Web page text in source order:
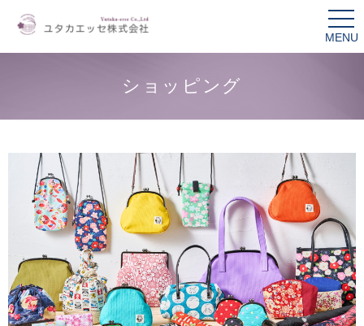
ショッピング
Menu